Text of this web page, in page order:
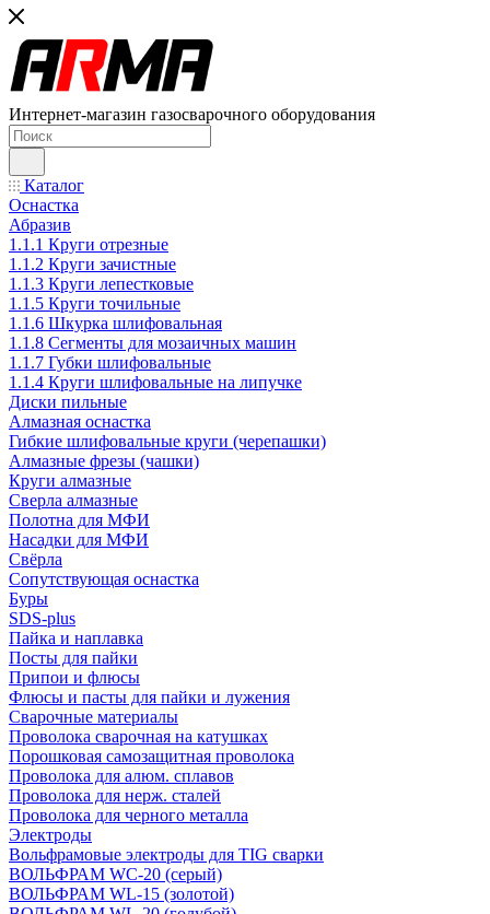
Интернет-магазин газосварочного оборудования
Каталог
Оснастка
Абразив
1.1.1 Круги отрезные
1.1.2 Круги зачистные
1.1.3 Круги лепестковые
1.1.5 Круги точильные
1.1.6 Шкурка шлифовальная
1.1.8 Сегменты для мозаичных машин
1.1.7 Губки шлифовальные
1.1.4 Круги шлифовальные на липучке
Диски пильные
Алмазная оснастка
Гибкие шлифовальные круги (черепашки)
Алмазные фрезы (чашки)
Круги алмазные
Сверла алмазные
Полотна для МФИ
Насадки для МФИ
Свёрла
Сопутствующая оснастка
Буры
SDS-plus
Пайка и наплавка
Посты для пайки
Припои и флюсы
Флюсы и пасты для пайки и лужения
Сварочные материалы
Проволока сварочная на катушках
Порошковая самозащитная проволока
Проволока для алюм. сплавов
Проволока для нерж. сталей
Проволока для черного металла
Электроды
Вольфрамовые электроды для TIG сварки
ВОЛЬФРАМ WC-20 (серый)
ВОЛЬФРАМ WL-15 (золотой)